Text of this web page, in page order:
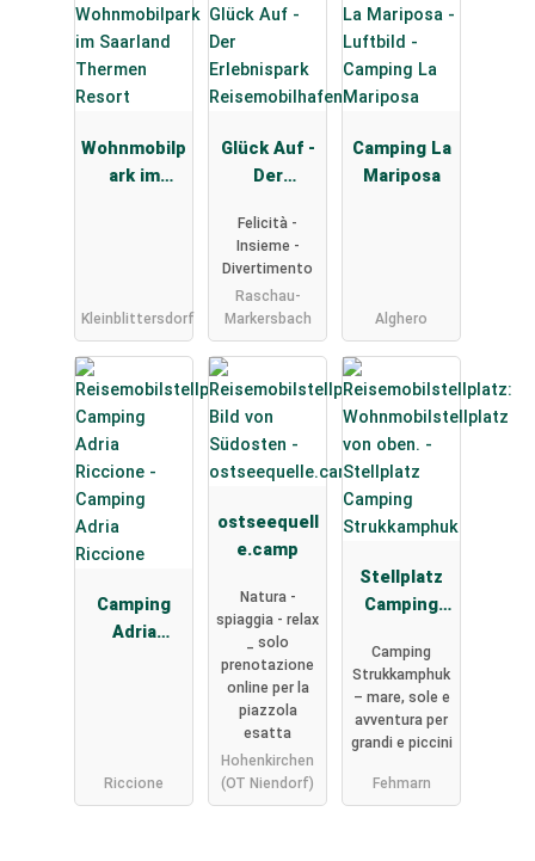
Wohnmobilp
ark im
Kleinblittersdorf
Glück Auf -
Der
k
Reisemobilh
afen
Felicità -
Insieme -
Divertimento
Raschau-
Markersbach
Camping La
Mariposa
Alghero
Camping
Adria
Riccione
ostseequell
e.camp
Natura -
spiaggia - relax
_ solo
prenotazione
online per la
piazzola
esatta
Hohenkirchen
(OT Niendorf)
Stellplatz
Camping
uk
Camping
Strukkamphuk
– mare, sole e
avventura per
grandi e piccini
Fehmarn